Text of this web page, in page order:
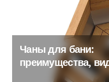
Чаны для бани:
преимущества,
особенности